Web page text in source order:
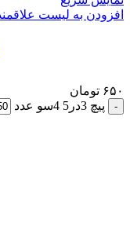
افزودن به لیست
۶۵۰ تومان
پیچ 3در5 4سو عدد